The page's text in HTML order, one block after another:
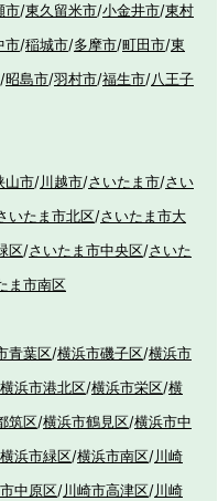
市/東久留米市/小金井市/東村
市/稲城市/多摩市/町田市/東
/昭島市/羽村市/福生市/八王子
山市/川越市/さいたま市/さい
いたま市北区/さいたま市大
区/さいたま市中央区/さいた
ま市南区
青葉区/横浜市磯子区/横浜市
横浜市港北区/横浜市栄区/横
筑区/横浜市鶴見区/横浜市中
横浜市緑区/横浜市南区/川崎
中原区/川崎市高津区/川崎